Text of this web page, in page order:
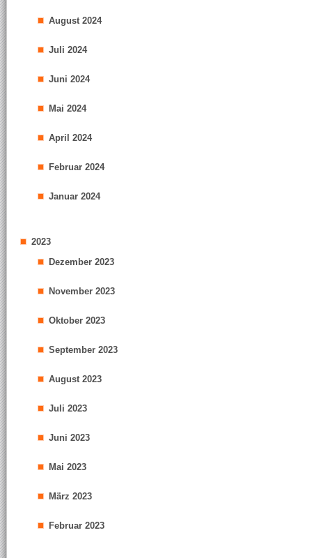
August 2024
Juli 2024
Juni 2024
Mai 2024
April 2024
Februar 2024
Januar 2024
2023
Dezember 2023
November 2023
Oktober 2023
September 2023
August 2023
Juli 2023
Juni 2023
Mai 2023
März 2023
Februar 2023